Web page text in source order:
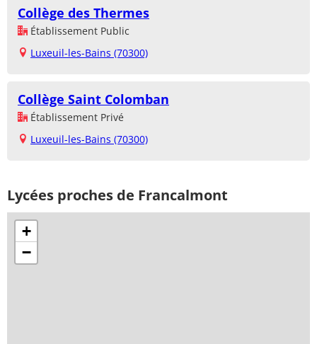
Collège des Thermes
Établissement Public
Luxeuil-les-Bains (70300)
Collège Saint Colomban
Établissement Privé
Luxeuil-les-Bains (70300)
Lycées proches de Francalmont
+
−